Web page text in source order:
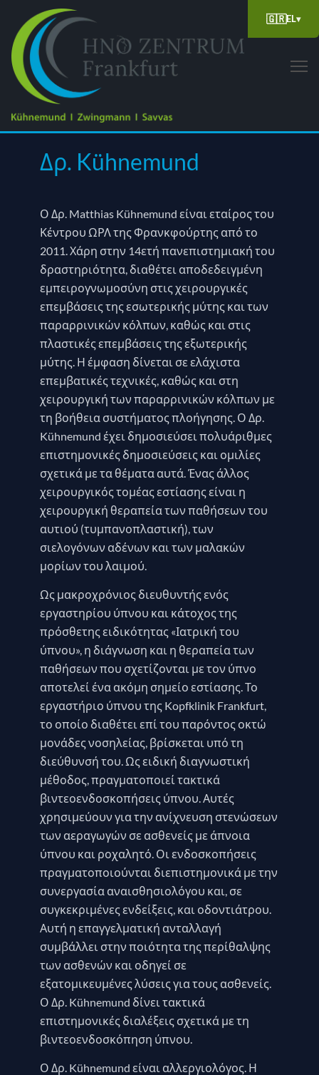
🇬🇷EL▾
Δρ. Kühnemund
Ο Δρ. Matthias Kühnemund είναι εταίρος του
Κέντρου ΩΡΛ της Φρανκφούρτης από το
2011. Χάρη στην 14ετή πανεπιστημιακή του
δραστηριότητα, διαθέτει αποδεδειγμένη
εμπειρογνωμοσύνη στις χειρουργικές
επεμβάσεις της εσωτερικής μύτης και των
παραρρινικών κόλπων, καθώς και στις
πλαστικές επεμβάσεις της εξωτερικής
μύτης. Η έμφαση δίνεται σε ελάχιστα
επεμβατικές τεχνικές, καθώς και στη
χειρουργική των παραρρινικών κόλπων με
τη βοήθεια συστήματος πλοήγησης. Ο Δρ.
Kühnemund έχει δημοσιεύσει πολυάριθμες
επιστημονικές δημοσιεύσεις και ομιλίες
σχετικά με τα θέματα αυτά. Ένας άλλος
χειρουργικός τομέας εστίασης είναι η
χειρουργική θεραπεία των παθήσεων του
αυτιού (τυμπανοπλαστική), των
σιελογόνων αδένων και των μαλακών
μορίων του λαιμού.
Ως μακροχρόνιος διευθυντής ενός
εργαστηρίου ύπνου και κάτοχος της
πρόσθετης ειδικότητας «Ιατρική του
ύπνου», η διάγνωση και η θεραπεία των
παθήσεων που σχετίζονται με τον ύπνο
αποτελεί ένα ακόμη σημείο εστίασης. Το
εργαστήριο ύπνου της Kopfklinik Frankfurt,
το οποίο διαθέτει επί του παρόντος οκτώ
μονάδες νοσηλείας, βρίσκεται υπό τη
διεύθυνσή του. Ως ειδική διαγνωστική
μέθοδος, πραγματοποιεί τακτικά
βιντεοενδοσκοπήσεις ύπνου. Αυτές
χρησιμεύουν για την ανίχνευση στενώσεων
των αεραγωγών σε ασθενείς με άπνοια
ύπνου και ροχαλητό. Οι ενδοσκοπήσεις
πραγματοποιούνται διεπιστημονικά με την
συνεργασία αναισθησιολόγου και, σε
συγκεκριμένες ενδείξεις, και οδοντιάτρου.
Αυτή η επαγγελματική ανταλλαγή
συμβάλλει στην ποιότητα της περίθαλψης
των ασθενών και οδηγεί σε
εξατομικευμένες λύσεις για τους ασθενείς.
Ο Δρ. Kühnemund δίνει τακτικά
επιστημονικές διαλέξεις σχετικά με τη
βιντεοενδοσκόπηση ύπνου.
Ο Δρ. Kühnemund είναι αλλεργιολόγος. Η